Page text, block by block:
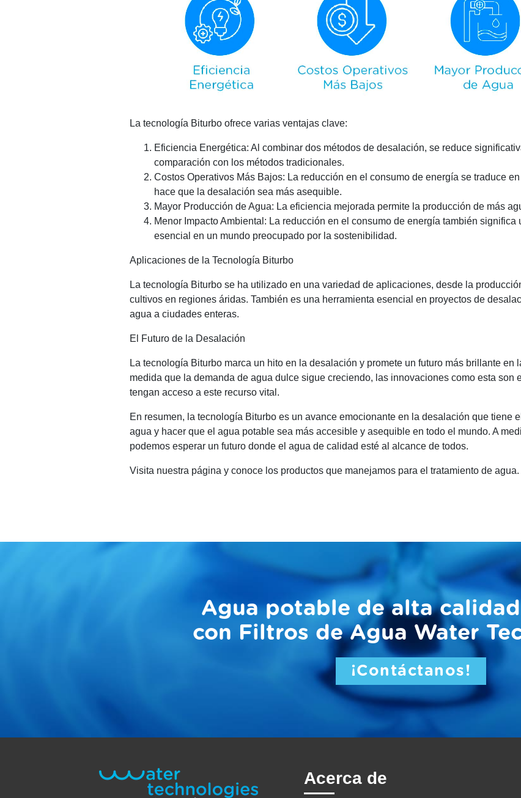
La tecnología Biturbo ofrece varias ventajas clave:
Eficiencia Energética: Al combinar dos métodos de desalación, se reduce
comparación con los métodos tradicionales.
Costos Operativos Más Bajos: La reducción en el consumo de energía se traduce
hace que la desalación sea más asequible.
Mayor Producción de Agua: La eficiencia mejorada permite la producción de más
Menor Impacto Ambiental: La reducción en el consumo de energía también
esencial en un mundo preocupado por la sostenibilidad.
Aplicaciones de la Tecnología Biturbo
La tecnología Biturbo se ha utilizado en una variedad de aplicaciones, desde la
cultivos en regiones áridas. También es una herramienta esencial en proyectos de
agua a ciudades enteras.
El Futuro de la Desalación
La tecnología Biturbo marca un hito en la desalación y promete un futuro más brillante en
medida que la demanda de agua dulce sigue creciendo, las innovaciones como esta son
tengan acceso a este recurso vital.
En resumen, la tecnología Biturbo es un avance emocionante en la desalación que tiene
agua y hacer que el agua potable sea más accesible y asequible en todo el mundo. A
podemos esperar un futuro donde el agua de calidad esté al alcance de todos.
Visita nuestra página y conoce los productos que manejamos para el tratamiento de agua.
Agua potable de alta
con Filtros de Agua Water
¡Contáctanos!
Acerca de